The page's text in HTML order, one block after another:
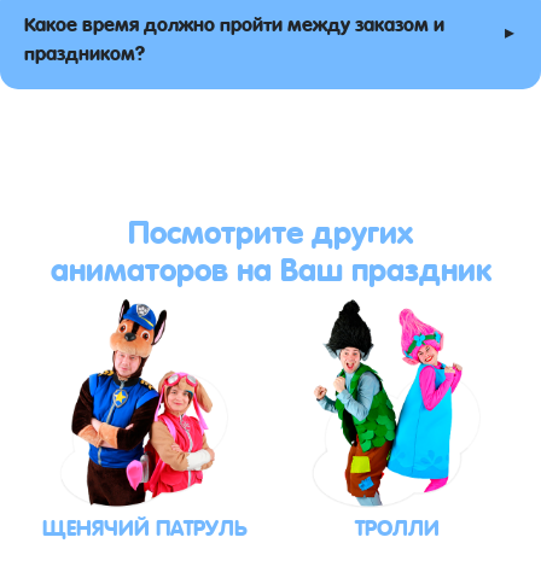
Какое время должно пройти между заказом и
праздником?
▸
Посмотрите других
аниматоров на Ваш праздник
ЩЕНЯЧИЙ ПАТРУЛЬ ТРОЛЛИ